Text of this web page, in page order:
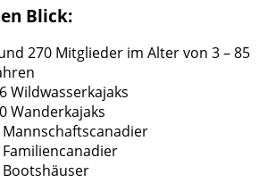
Blick:
270 Mitglieder im Alter von 3 – 85
Wildwasserkajaks
Wanderkajaks
Mannschaftscanadier
Familiencanadier
Bootshäuser